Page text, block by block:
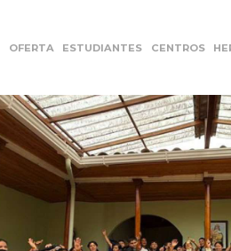
OFERTA ESTUDIANTES CENTROS